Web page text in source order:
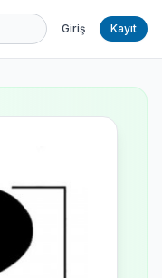
Giriş Kayıt